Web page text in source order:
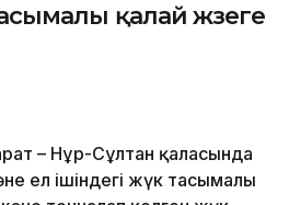
қалай жүзеге
– Нұр-Сұлтан қаласында
ел ішіндегі жүк тасымалы